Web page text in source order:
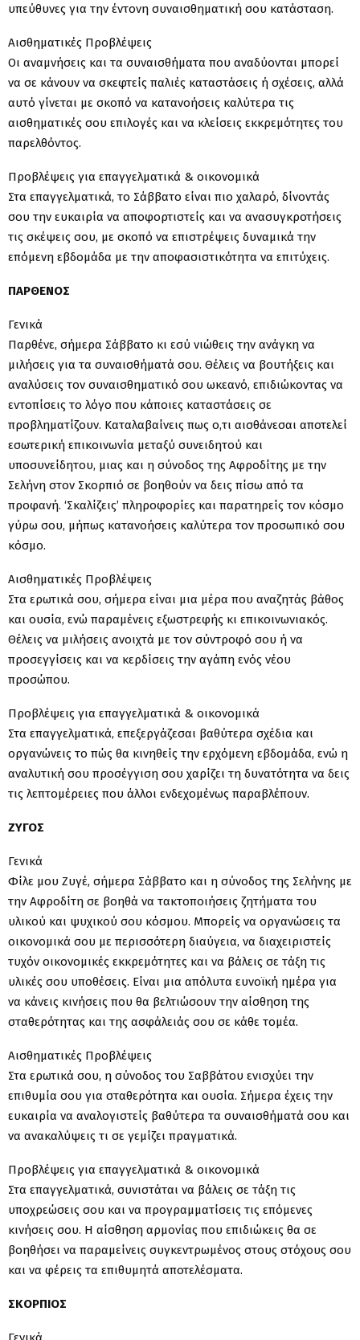
υπεύθυνες για την έντονη συναισθηματική σου κατάσταση.
Αισθηματικές Προβλέψεις
Οι αναμνήσεις και τα συναισθήματα που αναδύονται μπορεί
να σε κάνουν να σκεφτείς παλιές καταστάσεις ή σχέσεις, αλλά
αυτό γίνεται με σκοπό να κατανοήσεις καλύτερα τις
αισθηματικές σου επιλογές και να κλείσεις εκκρεμότητες του
παρελθόντος.
Προβλέψεις για επαγγελματικά & οικονομικά
Στα επαγγελματικά, το Σάββατο είναι πιο χαλαρό, δίνοντάς
σου την ευκαιρία να αποφορτιστείς και να ανασυγκροτήσεις
τις σκέψεις σου, με σκοπό να επιστρέψεις δυναμικά την
επόμενη εβδομάδα με την αποφασιστικότητα να επιτύχεις.
ΠΑΡΘΕΝΟΣ
Γενικά
Παρθένε, σήμερα Σάββατο κι εσύ νιώθεις την ανάγκη να
μιλήσεις για τα συναισθήματά σου. Θέλεις να βουτήξεις και
αναλύσεις τον συναισθηματικό σου ωκεανό, επιδιώκοντας να
εντοπίσεις το λόγο που κάποιες καταστάσεις σε
προβληματίζουν. Καταλαβαίνεις πως ο,τι αισθάνεσαι αποτελεί
εσωτερική επικοινωνία μεταξύ συνειδητού και
υποσυνείδητου, μιας και η σύνοδος της Αφροδίτης με την
Σελήνη στον Σκορπιό σε βοηθούν να δεις πίσω από τα
προφανή. ‘Σκαλίζεις’ πληροφορίες και παρατηρείς τον κόσμο
γύρω σου, μήπως κατανοήσεις καλύτερα τον προσωπικό σου
κόσμο.
Αισθηματικές Προβλέψεις
Στα ερωτικά σου, σήμερα είναι μια μέρα που αναζητάς βάθος
και ουσία, ενώ παραμένεις εξωστρεφής κι επικοινωνιακός.
Θέλεις να μιλήσεις ανοιχτά με τον σύντροφό σου ή να
προσεγγίσεις και να κερδίσεις την αγάπη ενός νέου
προσώπου.
Προβλέψεις για επαγγελματικά & οικονομικά
Στα επαγγελματικά, επεξεργάζεσαι βαθύτερα σχέδια και
οργανώνεις το πώς θα κινηθείς την ερχόμενη εβδομάδα, ενώ η
αναλυτική σου προσέγγιση σου χαρίζει τη δυνατότητα να δεις
τις λεπτομέρειες που άλλοι ενδεχομένως παραβλέπουν.
ΖΥΓΟΣ
Γενικά
Φίλε μου Ζυγέ, σήμερα Σάββατο και η σύνοδος της Σελήνης με
την Αφροδίτη σε βοηθά να τακτοποιήσεις ζητήματα του
υλικού και ψυχικού σου κόσμου. Μπορείς να οργανώσεις τα
οικονομικά σου με περισσότερη διαύγεια, να διαχειριστείς
τυχόν οικονομικές εκκρεμότητες και να βάλεις σε τάξη τις
υλικές σου υποθέσεις. Είναι μια απόλυτα ευνοϊκή ημέρα για
να κάνεις κινήσεις που θα βελτιώσουν την αίσθηση της
σταθερότητας και της ασφάλειάς σου σε κάθε τομέα.
Αισθηματικές Προβλέψεις
Στα ερωτικά σου, η σύνοδος του Σαββάτου ενισχύει την
επιθυμία σου για σταθερότητα και ουσία. Σήμερα έχεις την
ευκαιρία να αναλογιστείς βαθύτερα τα συναισθήματά σου και
να ανακαλύψεις τι σε γεμίζει πραγματικά.
Προβλέψεις για επαγγελματικά & οικονομικά
Στα επαγγελματικά, συνιστάται να βάλεις σε τάξη τις
υποχρεώσεις σου και να προγραμματίσεις τις επόμενες
κινήσεις σου. Η αίσθηση αρμονίας που επιδιώκεις θα σε
βοηθήσει να παραμείνεις συγκεντρωμένος στους στόχους σου
και να φέρεις τα επιθυμητά αποτελέσματα.
ΣΚΟΡΠΙΟΣ